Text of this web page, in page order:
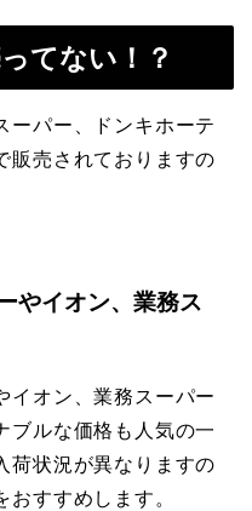
てない！？
ーパー、ドンキホーテ
販売されておりますの
やイオン、業務ス
イオン、業務スーパー
ブルな価格も人気の一
荷状況が異なりますの
すすめします。